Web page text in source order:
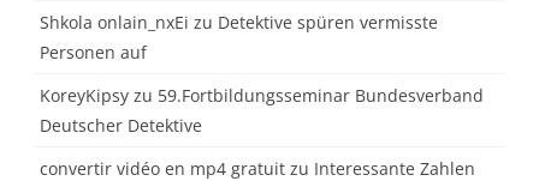
Shkola onlain_nxEi zu Detektive spüren vermisste
Personen auf
KoreyKipsy zu 59.Fortbildungsseminar Bundesverband
Deutscher Detektive
convertir vidéo en mp4 gratuit zu Interessante Zahlen